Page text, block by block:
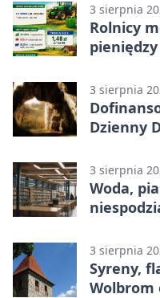
3 sierpnia
Rolnicy
3 sierpnia
Dzienny
3 sierpnia
Woda,
3 sierpnia
Syreny,
Wolbrom